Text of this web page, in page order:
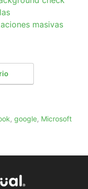
masivas
, google, Microsoft